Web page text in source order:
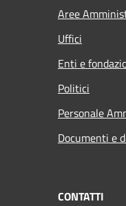
Aree
Uffici
Enti e
Politici
Personale
Documenti e
CONTATTI